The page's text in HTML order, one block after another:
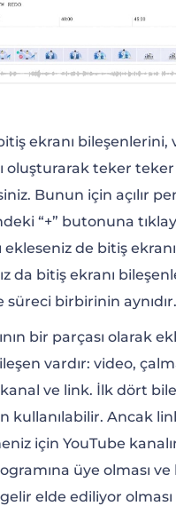
ekranı bileşenlerini,
oluşturarak teker
Bunun için açılır
“+” butonuna
de bitiş
da bitiş ekranı
birbirinin aynıdır.
bir parçası olarak
vardır: video,
ve link. İlk dört
kullanılabilir. Ancak
için YouTube
üye olması ve
elde ediliyor